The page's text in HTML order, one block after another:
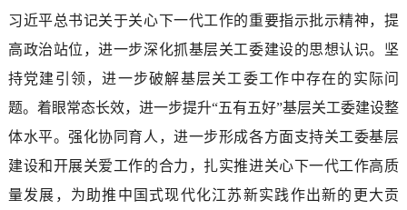
习近平总书记关于关心下一代工作的重要指示批示精神，提
高政治站位，进一步深化抓基层关工委建设的思想认识。坚
持党建引领，进一步破解基层关工委工作中存在的实际问
题。着眼常态长效，进一步提升“五有五好”基层关工委建设整
体水平。强化协同育人，进一步形成各方面支持关工委基层
建设和开展关爱工作的合力，扎实推进关心下一代工作高质
量发展，为助推中国式现代化江苏新实践作出新的更大贡